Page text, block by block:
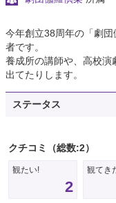
今年創立38周年の「劇
者です。
養成所の講師や、高校演
出てたりします。
ステータス
クチコミ （総数:2）
観たい!
2
観てき